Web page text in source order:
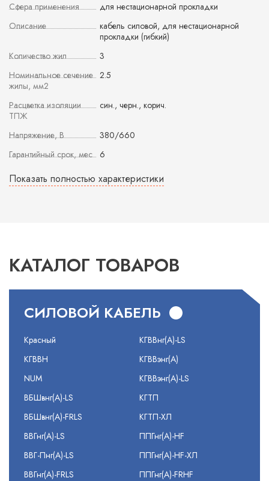
Сфера применения
для нестационарной прокладки
Описание
кабель силовой, для нестационарной
прокладки (гибкий)
Количество жил
3
Номинальное сечение
жилы, мм2
2.5
Расцветка изоляции
ТПЖ
син., черн., корич.
Напряжение, В
380/660
Гарантийный срок, мес
6
Показать полностью характеристики
КАТАЛОГ ТОВАРОВ
СИЛОВОЙ КАБЕЛЬ
Красный
КГВВН
NUM
ВБШвнг(А)-LS
ВБШвнг(А)-FRLS
ВВГнг(А)-LS
ВВГ-Пнг(А)-LS
ВВГнг(А)-FRLS
КГВВнг(А)-LS
КГВВэнг(А)
КГВВэнг(А)-LS
КГТП
КГТП-ХЛ
ППГнг(А)-HF
ППГнг(А)-HF-ХЛ
ППГнг(А)-FRHF